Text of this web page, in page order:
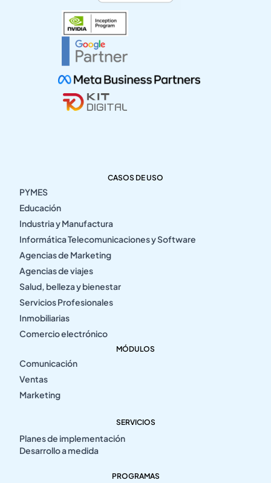
CASOS DE USO
PYMES
Educación
Industria y Manufactura
Informática Telecomunicaciones y Software
Agencias de Marketing
Agencias de viajes
Salud, belleza y bienestar
Servicios Profesionales
Inmobiliarias
Comercio electrónico
MÓDULOS
Comunicación
Ventas
Marketing
SERVICIOS
Planes de implementación
Desarrollo a medida
PROGRAMAS